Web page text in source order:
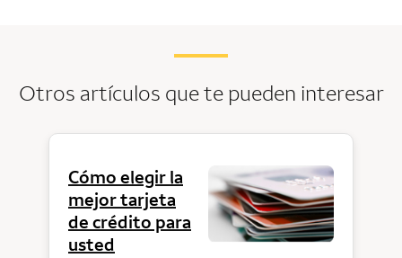
Otros artículos que te pueden interesar
Cómo elegir la
mejor tarjeta
de crédito para
usted